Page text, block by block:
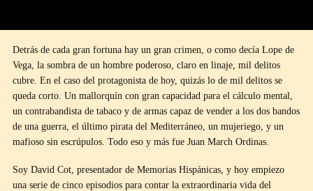
Detrás de cada gran fortuna hay un gran crimen, o como decía Lope de
Vega, la sombra de un hombre poderoso, claro en linaje, mil delitos
cubre. En el caso del protagonista de hoy, quizás lo de mil delitos se
queda corto. Un mallorquín con gran capacidad para el cálculo mental,
un contrabandista de tabaco y de armas capaz de vender a los dos bandos
de una guerra, el último pirata del Mediterráneo, un mujeriego, y un
mafioso sin escrúpulos. Todo eso y más fue Juan March Ordinas.
Soy David Cot, presentador de Memorias Hispánicas, y hoy empiezo
una serie de cinco episodios para contar la extraordinaria vida del